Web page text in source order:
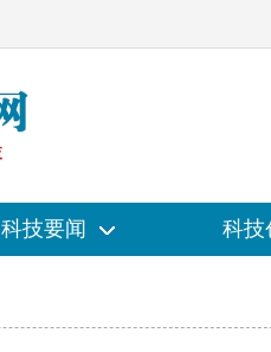
科技要闻
科技要闻 科技
科技